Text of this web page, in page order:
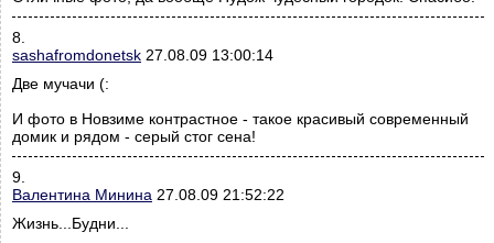
8.
sashafromdonetsk 27.08.09 13:00:14
Две мучачи (:
И фото в Новзиме контрастное - такое красивый современный
домик и рядом - серый стог сена!
9.
Валентина Минина 27.08.09 21:52:22
Жизнь...Будни...